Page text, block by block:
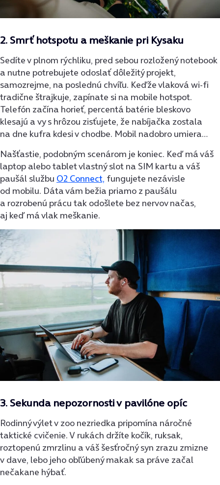
2. Smrťhotspotu a meškanie pri Kysaku
Sedíte v plnom rýchliku, pred sebou rozložený notebook
a nutne potrebujete odoslať dôležitý projekt,
samozrejme, na poslednú chvíľu. Keďže vlaková wi-fi
tradične štrajkuje, zapínate si na mobile hotspot.
Telefón začína horieť, percentá batérie bleskovo
klesajú a vy s hrôzou zisťujete, že nabíjačka zostala
na dne kufra kdesi v chodbe. Mobil nadobro umiera…
Našťastie, podobným scenárom je koniec. Keď má váš
laptop alebo tablet vlastný slot na SIM kartu a váš
paušál službu O2 Connect, fungujete nezávisle
od mobilu. Dáta vám bežia priamo z paušálu
a rozrobenú prácu tak odošlete bez nervov načas,
aj keď má vlak meškanie.
3. Sekunda nepozornosti v pavilóne opíc
Rodinný výlet v zoo nezriedka pripomína náročné
taktické cvičenie. V rukách držíte kočík, ruksak,
roztopenú zmrzlinu a váš šesťročný syn zrazu zmizne
v dave, lebo jeho obľúbený makak sa práve začal
nečakane hýbať.